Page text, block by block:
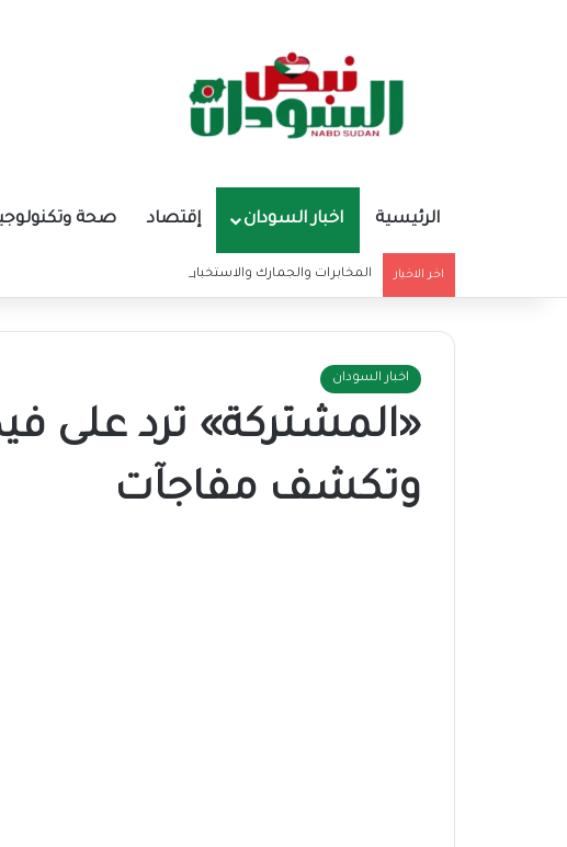
الرئيسية اخبار السودان إقتصاد صحة
اخر الاخبار المخابرات والجمارك والاستخبارات العسكرية يحققون إنجازاً أمنياً
اخبار السودان
«المشتركة» ترد على
وتكشف مفاجآت